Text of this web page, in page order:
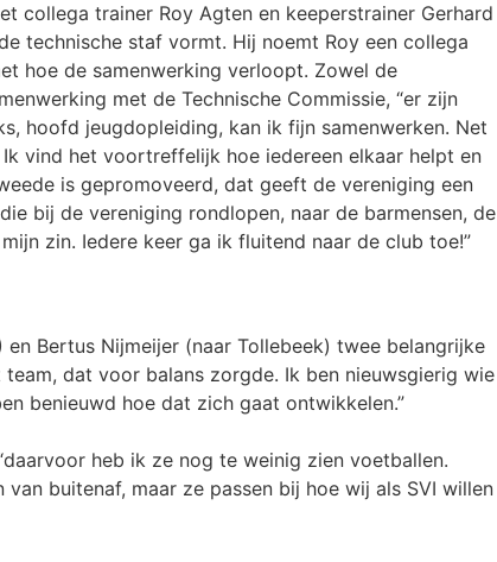
collega trainer Roy Agten en keeperstrainer Gerhard
technische staf vormt. Hij noemt Roy een collega
hoe de samenwerking verloopt. Zowel de
met de Technische Commissie, “er zijn
hoofd jeugdopleiding, kan ik fijn samenwerken. Net
vind het voortreffelijk hoe iedereen elkaar helpt en
is gepromoveerd, dat geeft de vereniging een
bij de vereniging rondlopen, naar de barmensen, de
zin. Iedere keer ga ik fluitend naar de club toe!”
Bertus Nijmeijer (naar Tollebeek) twee belangrijke
dat voor balans zorgde. Ik ben nieuwsgierig wie
benieuwd hoe dat zich gaat ontwikkelen.”
heb ik ze nog te weinig zien voetballen.
buitenaf, maar ze passen bij hoe wij als SVI willen